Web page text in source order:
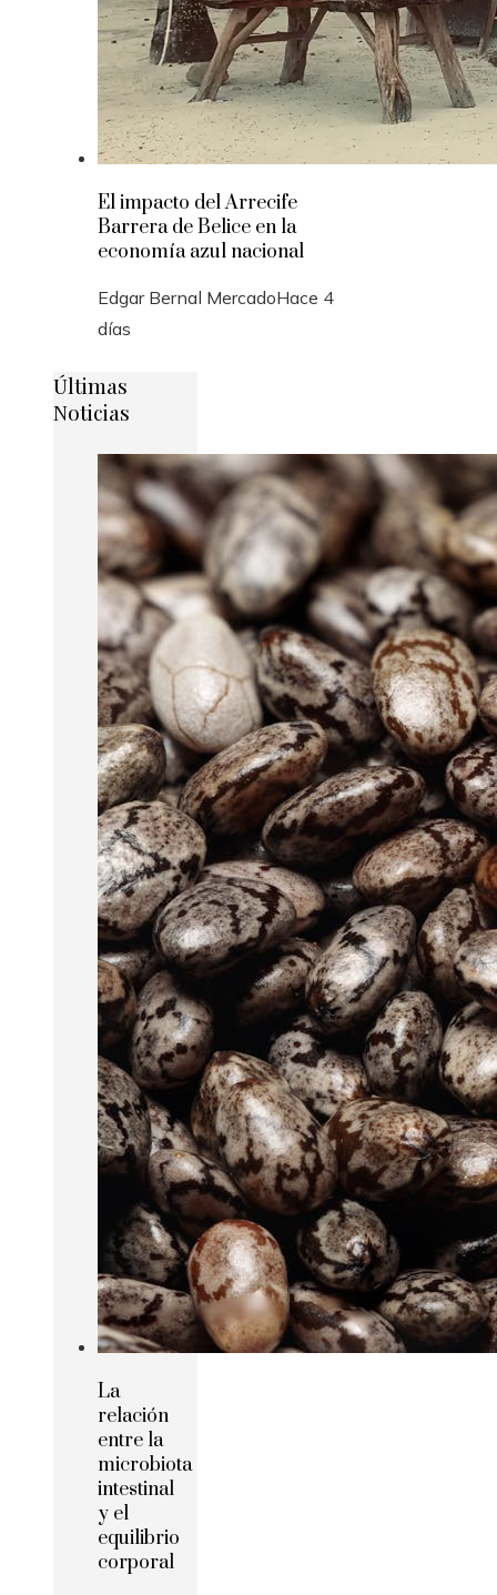
El impacto del Arrecife
Barrera de Belice en la
economía azul nacional
Edgar Bernal MercadoHace 4
días
Últimas
Noticias
La
relación
entre la
microbiota
intestinal
y el
equilibrio
corporal